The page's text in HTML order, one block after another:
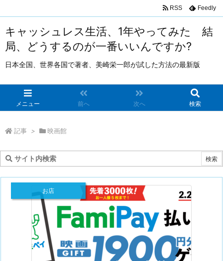
キャッシュレス生活、1年やってみた 結
局、どうするのが一番いいんですか?
日本全国、世界各国で著者、美崎栄一郎が試した方法の最新版
メニュー 前へ 次へ 検索
RSS Feedly
記事 > 映画館
お店